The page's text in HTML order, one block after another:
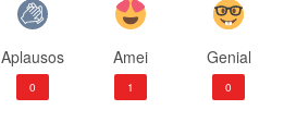
Aplausos
0
Amei
1
Genial
0